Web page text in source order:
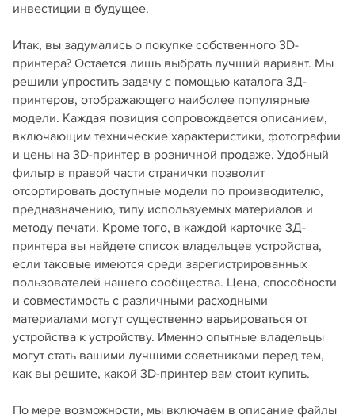
инвестиции в будущее.
Итак, вы задумались о покупке собственного 3D-
принтера? Остается лишь выбрать лучший вариант. Мы
решили упростить задачу с помощью каталога 3Д-
принтеров, отображающего наиболее популярные
модели. Каждая позиция сопровождается описанием,
включающим технические характеристики, фотографии
и цены на 3D-принтер в розничной продаже. Удобный
фильтр в правой части странички позволит
отсортировать доступные модели по производителю,
предназначению, типу используемых материалов и
методу печати. Кроме того, в каждой карточке 3Д-
принтера вы найдете список владельцев устройства,
если таковые имеются среди зарегистрированных
пользователей нашего сообщества. Цена, способности
и совместимость с различными расходными
материалами могут существенно варьироваться от
устройства к устройству. Именно опытные владельцы
могут стать вашими лучшими советниками перед тем,
как вы решите, какой 3D-принтер вам стоит купить.
По мере возможности, мы включаем в описание файлы